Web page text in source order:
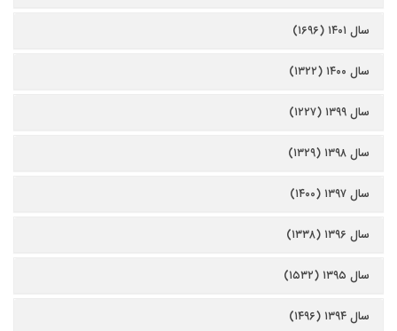
سال ۱۴۰۱ (۱۶۹۶)
سال ۱۴۰۰ (۱۳۲۲)
سال ۱۳۹۹ (۱۲۲۷)
سال ۱۳۹۸ (۱۳۲۹)
سال ۱۳۹۷ (۱۴۰۰)
سال ۱۳۹۶ (۱۳۳۸)
سال ۱۳۹۵ (۱۵۳۲)
سال ۱۳۹۴ (۱۴۹۶)